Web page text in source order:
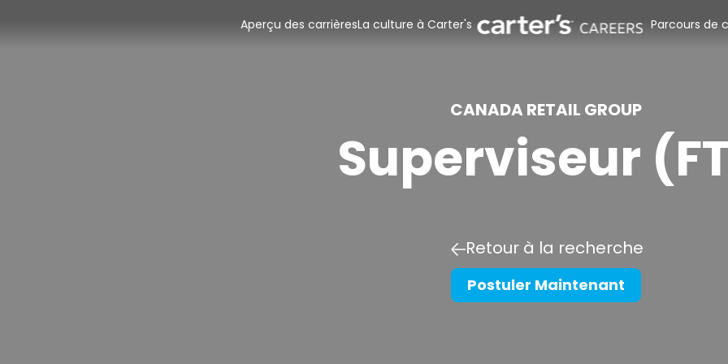
Aperçu des carrièresLa culture à Carter's Parcours de
Siège social
Stagiaires
CANADA RETAIL GROUP
Superviseur
Retour à la recherche
Postuler Maintenant